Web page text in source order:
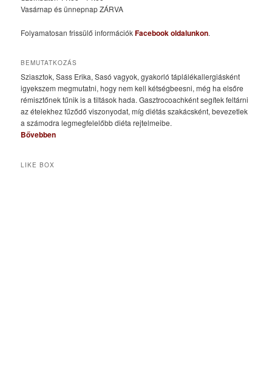
Vasárnap és ünnepnap ZÁRVA
Folyamatosan frissülő információkFacebook oldalunkon.
BEMUTATKOZÁS
Sziasztok, Sass Erika, Sasó vagyok, gyakorló táplálékallergiásként
igyekszem megmutatni, hogy nem kell kétségbeesni, még ha elsőre
rémisztőnek tűnik is a tiltások hada. Gasztrocoachként segítek feltárni
az ételekhez fűződő viszonyodat, míg diétás szakácsként, bevezetlek
a számodra legmegfelelőbb diéta rejtelmeibe.
Bővebben
LIKE BOX